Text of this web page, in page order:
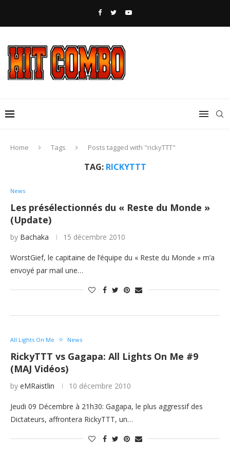
Home Tags Posts tagged with "rickyTTT"
TAG: RICKYTTT
News
Les présélectionnés du « Reste du Monde »
(Update)
by Bachaka 15 décembre 2010
WorstGief, le capitaine de l’équipe du « Reste du Monde » m’a
envoyé par mail une…
All Lights On Me News
RickyTTT vs Gagapa: All Lights On Me #9
(MAJ Vidéos)
by eMRaistlin 10 décembre 2010
Jeudi 09 Décembre à 21h30: Gagapa, le plus aggressif des
Dictateurs, affrontera RickyTTT, un…